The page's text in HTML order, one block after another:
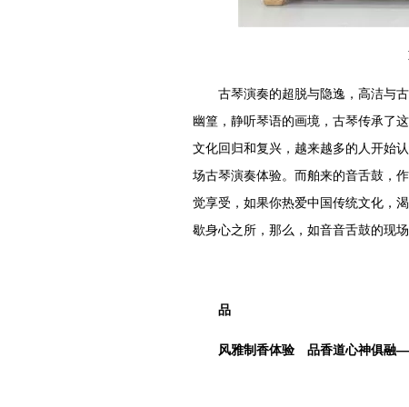
古琴演奏的超脱与隐逸，高洁与古
幽篁，静听琴语的画境，古琴传承了
文化回归和复兴，越来越多的人开始
场古琴演奏体验。而舶来的音舌鼓，
觉享受，如果你热爱中国传统文化，
歇身心之所，那么，如音音舌鼓的现
品
风雅制香体验 品香道心神俱融